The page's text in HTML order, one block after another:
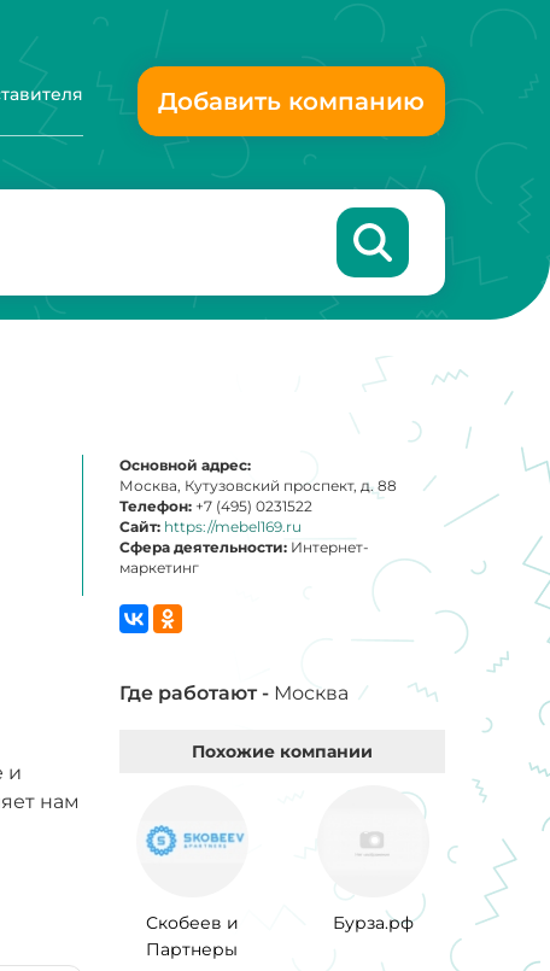
Добавить компанию
и
нам
Основной адрес:
Москва, Кутузовский проспект, д. 88
Телефон: +7 (495) 0231522
Сайт: https://mebel169.ru
Сфера деятельности: Интернет-
маркетинг
Где работают - Москва
Похожие компании
Скобеев и
Партнеры
Бурза.рф